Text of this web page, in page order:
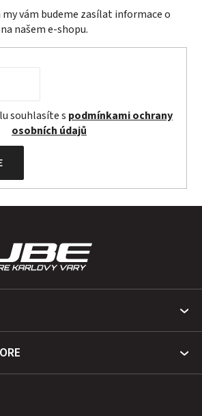
p
r
v
ý
p
i
í
vám budeme zasílat informace o
našem e-shopu.
souhlasíte s podmínkami ochrany
osobních údajů